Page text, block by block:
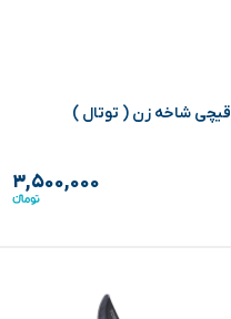
قیچی شاخه زن ( توتال )
۳,۵۰۰,۰۰۰